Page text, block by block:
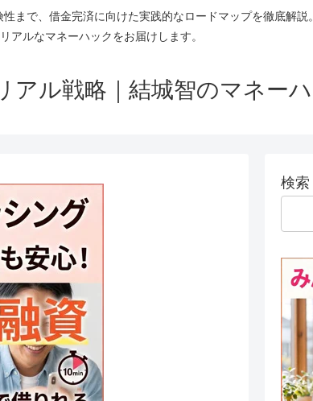
まで、借金完済に向けた実践的なロードマップを徹底解
アルなマネーハックをお届けします。
アル戦略｜結城智のマネー
検索